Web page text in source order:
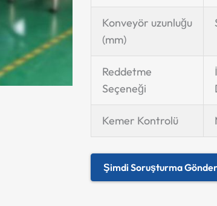
Konveyör uzunluğu
(mm)
Reddetme
Seçeneği
Kemer Kontrolü
Şimdi Soruşturma